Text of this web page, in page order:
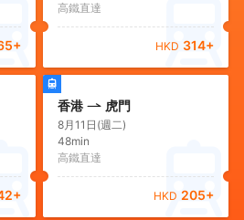
+
高鐵直達
HKD 314+
+
香港 虎門
8月11日(週二)
48min
高鐵直達
HKD 205+